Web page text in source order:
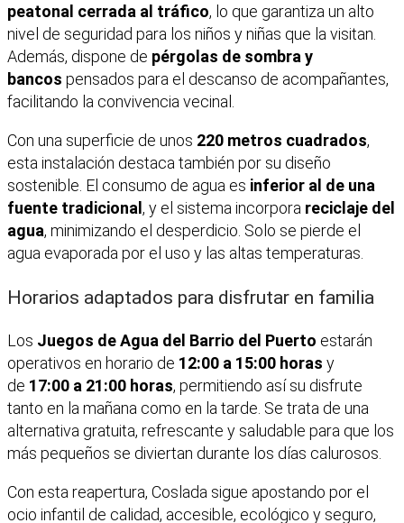
peatonal cerrada al tráfico, lo que garantiza un alto
nivel de seguridad para los niños y niñas que la visitan.
Además, dispone de pérgolas de sombra y
bancos pensados para el descanso de acompañantes,
facilitando la convivencia vecinal.
Con una superficie de unos 220 metros cuadrados,
esta instalación destaca también por su diseño
sostenible. El consumo de agua es inferior al de una
fuente tradicional , y el sistema incorpora reciclaje del
agua, minimizando el desperdicio. Solo se pierde el
agua evaporada por el uso y las altas temperaturas.
Horarios adaptados para disfrutar en familia
Los Juegos de Agua del Barrio del Puerto estarán
operativos en horario de 12:00 a 15:00 horas y
de 17:00 a 21:00 horas, permitiendo así su disfrute
tanto en la mañana como en la tarde. Se trata de una
alternativa gratuita, refrescante y saludable para que los
más pequeños se diviertan durante los días calurosos.
Con esta reapertura, Coslada sigue apostando por el
ocio infantil de calidad, accesible, ecológico y seguro,